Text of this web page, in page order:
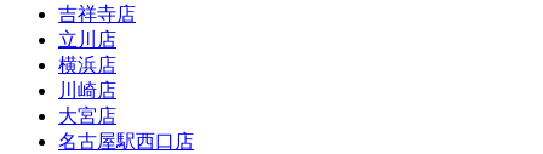
吉祥寺店
立川店
横浜店
川崎店
大宮店
名古屋駅西口店